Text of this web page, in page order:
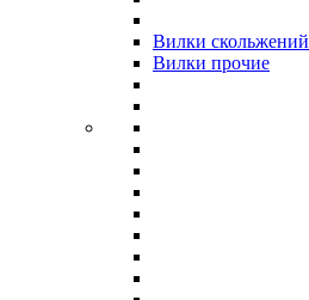
Вилки скольжений
Вилки прочие